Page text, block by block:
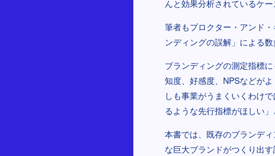
んと効果分析されているケ
筆者もプロクター・アンド
ンディングの誤解」による
ブランディングの測定指標
知度、好感度、NPSなどが
しも事業がうまくいくわけ
るような先行指標がほしい」
本書では、既存のブランデ
な巨大ブランドがつくり出